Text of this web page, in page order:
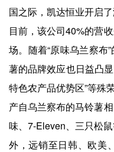
国之际，凯达恒业开启了
目前，该公司40%的营
场。随着“原味乌兰察布
薯的品牌效应也日益凸
特色农产品优势区”等殊
产自乌兰察布的马铃薯
味、7-Eleven、三只松
外，远销至日韩、欧美